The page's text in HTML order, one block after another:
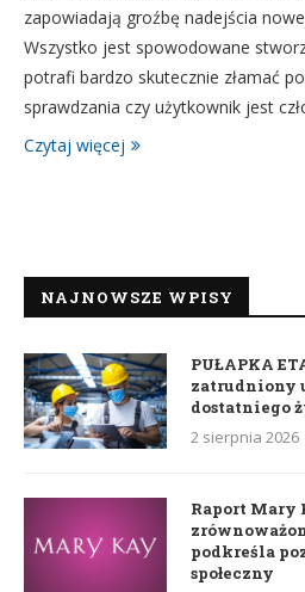
zapowiadają groźbę nadejścia
Wszystko jest spowodowane
potrafi bardzo skutecznie złamać
sprawdzania czy użytkownik jest
Czytaj więcej
NAJNOWSZE WPISY
PUŁAPKA
zatrudniony
dostatniego
2 sierpnia 2026
Raport Mary
podkreśla
społeczny